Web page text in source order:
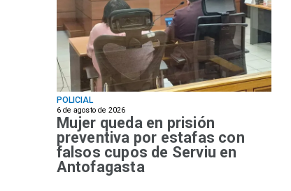
POLICIAL
6 de agosto de 2026
Mujer queda en prisión
preventiva por estafas con
falsos cupos de Serviu en
Antofagasta